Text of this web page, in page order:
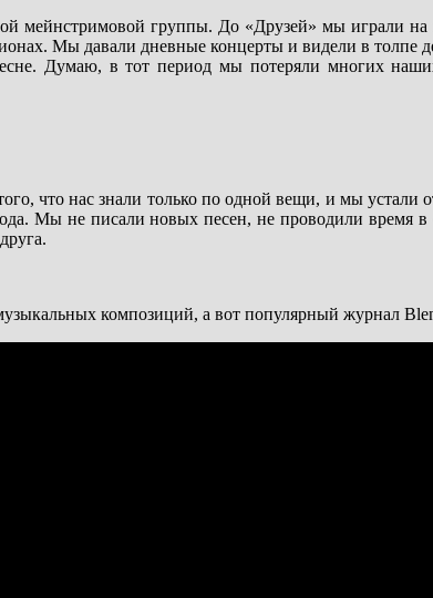
мейнстримовой группы. До «Друзей» мы играли
Мы давали дневные концерты и видели в толпе
Думаю, в тот период мы потеряли многих
что нас знали только по одной вещи, и мы устали
Мы не писали новых песен, не проводили время
композиций, а вот популярный журнал